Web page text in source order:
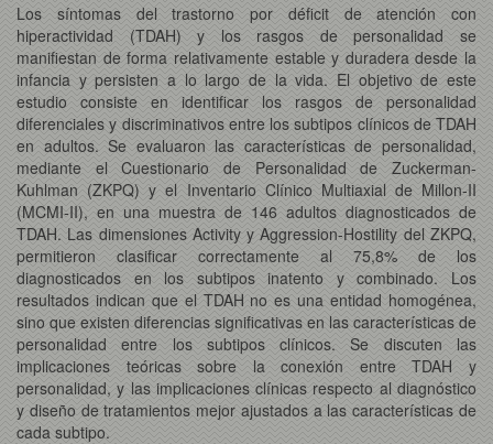
Los síntomas del trastorno por déficit de atención con
hiperactividad (TDAH) y los rasgos de personalidad se
manifiestan de forma relativamente estable y duradera desde la
infancia y persisten a lo largo de la vida. El objetivo de este
estudio consiste en identificar los rasgos de personalidad
diferenciales y discriminativos entre los subtipos clínicos de TDAH
en adultos. Se evaluaron las características de personalidad,
mediante el Cuestionario de Personalidad de Zuckerman-
Kuhlman (ZKPQ) y el Inventario Clínico Multiaxial de Millon-II
(MCMI-II), en una muestra de 146 adultos diagnosticados de
TDAH. Las dimensiones Activity y Aggression-Hostility del ZKPQ,
permitieron clasificar correctamente al 75,8% de los
diagnosticados en los subtipos inatento y combinado. Los
resultados indican que el TDAH no es una entidad homogénea,
sino que existen diferencias significativas en las características de
personalidad entre los subtipos clínicos. Se discuten las
implicaciones teóricas sobre la conexión entre TDAH y
personalidad, y las implicaciones clínicas respecto al diagnóstico
y diseño de tratamientos mejor ajustados a las características de
cada subtipo.